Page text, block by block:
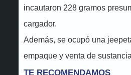
incautaron 228 gramos
cargador.
Además, se ocupó una
empaque y venta de